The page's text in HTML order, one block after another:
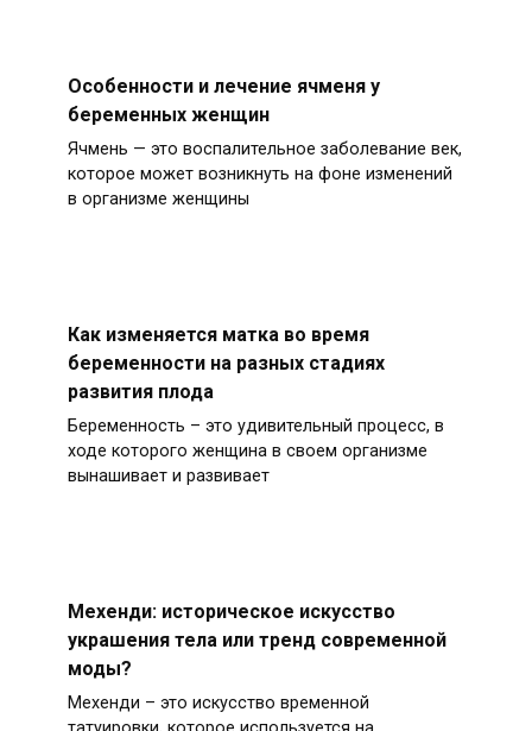
Особенности и лечение ячменя у
беременных женщин
Ячмень — это воспалительное заболевание век,
которое может возникнуть на фоне изменений
в организме женщины
Как изменяется матка во время
беременности на разных стадиях
развития плода
Беременность – это удивительный процесс, в
ходе которого женщина в своем организме
вынашивает и развивает
Мехенди: историческое искусство
украшения тела или тренд современной
моды?
Мехенди – это искусство временной